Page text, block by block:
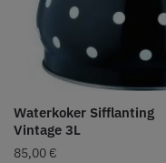
Waterkoker Sifflanting
Vintage 3L
85,00 €